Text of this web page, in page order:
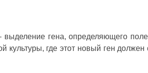
гена, определяющего
культуры, где этот новый ген должен